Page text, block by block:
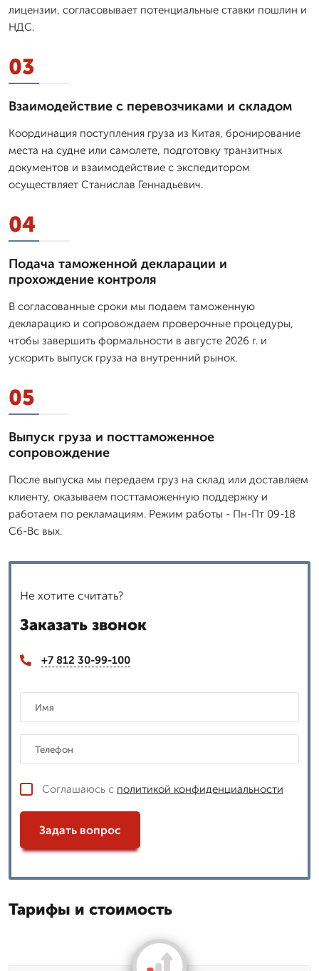
лицензии, согласовывает потенциальные ставки пошлин и
НДС.
03
Взаимодействие с перевозчиками и складом
Координация поступления груза из Китая, бронирование
места на судне или самолете, подготовку транзитных
документов и взаимодействие с экспедитором
осуществляет Станислав Геннадьевич.
04
Подача таможенной декларации и
прохождение контроля
В согласованные сроки мы подаем таможенную
декларацию и сопровождаем проверочные процедуры,
чтобы завершить формальности в августе 2026 г. и
ускорить выпуск груза на внутренний рынок.
05
Выпуск груза и посттаможенное
сопровождение
После выпуска мы передаем груз на склад или доставляем
клиенту, оказываем посттаможенную поддержку и
работаем по рекламациям. Режим работы - Пн-Пт 09-18
Сб-Вс вых.
Не хотите считать?
Заказать звонок
+7 812 30-99-100
Соглашаюсь с политикой конфиденциальности
Задать вопрос
Тарифы и стоимость